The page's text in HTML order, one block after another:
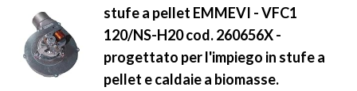
stufe a pellet EMMEVI - VFC1
120/NS-H20 cod. 260656X -
progettato per l'impiego in stufe a
pellet e caldaie a biomasse.